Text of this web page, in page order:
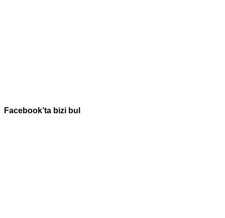
Facebook’ta bizi bul